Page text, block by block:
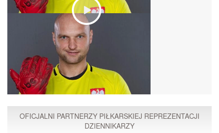
OFICJALNI PARTNERZY PIŁKARSKIEJ REPREZENTACJI
DZIENNIKARZY